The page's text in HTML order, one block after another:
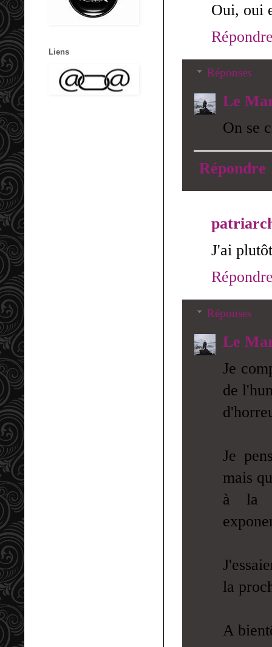
Oui, oui
Réponses
Le
On se
Répondre
J'ai
Réponses
Le
Je
de
Je
mais
à la
la
A
Liens